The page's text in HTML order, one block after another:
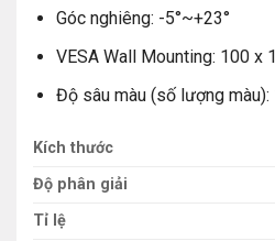
Góc nghiêng: -5°~+23°
VESA Wall Mounting: 100 x
Độ sâu màu (số lượng màu):
Kích thước
Độ phân giải
Tỉ lệ